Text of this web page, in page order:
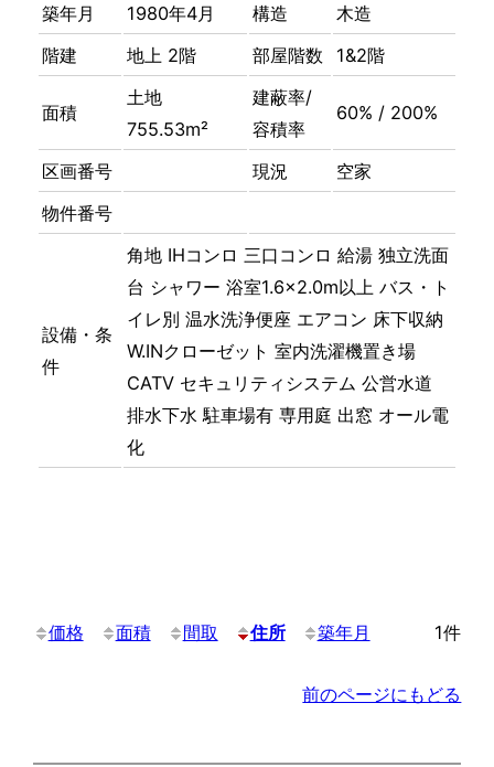
築年月 1980年4月 構造
木造
階建
地上 2階 部屋階数 1&2階
面積
土地
755.53m²
建蔽率/
容積率
60% / 200%
区画番号 現況
空家
物件番号
設備・条
件
角地 IHコンロ 三口コンロ 給湯 独立洗面
台 シャワー 浴室1.6×2.0m以上 バス・ト
イレ別 温水洗浄便座 エアコン 床下収納
W.INクローゼット 室内洗濯機置き場
CATV セキュリティシステム 公営水道
排水下水 駐車場有 専用庭 出窓 オール電
化
価格 面積 間取 住所 築年月 1件
前のページにもどる